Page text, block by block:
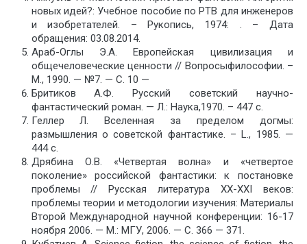
новых идей?: Учебное пособие по РТВ для инженеров
и изобретателей. – Рукопись, 1974: . – Дата
обращения: 03.08.2014.
Араб-Оглы Э.А. Европейская цивилизация и
общечеловеческие ценности // Вопросыфилософии. –
М., 1990. — №7. — С. 10 —
Бритиков А.Ф. Русский советский научно-
фантастический роман. — Л.: Наука,1970. – 447 с.
Геллер Л. Вселенная за пределом догмы:
размышления о советской фантастике. – L., 1985. —
444 с.
Дрябина О.В. «Четвертая волна» и «четвертое
поколение» российской фантастики: к постановке
проблемы // Русская литература ХХ-ХХI веков:
проблемы теории и методологии изучения: Материалы
Второй Международной научной конференции: 16-17
ноября 2006. — М.: МГУ, 2006. — С. 366 — 371.